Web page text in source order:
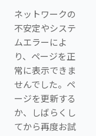
ネットワークの
不安定やシステ
ムエラーによ
り、ページを正
常に表示できま
せんでした。ペ
ージを更新する
か、しばらくし
てから再度お試